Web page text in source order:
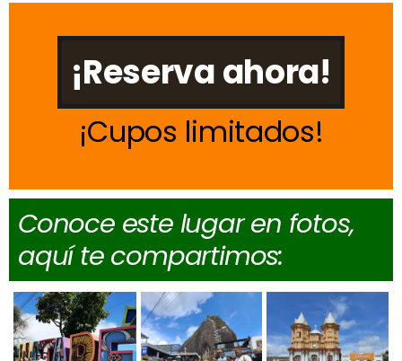
¡Reserva ahora!
Cupos limitados
Conoce este lugar en fotos,
aquí te compartimos: